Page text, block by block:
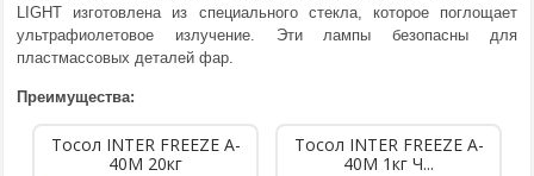
LIGHT изготовлена из специального стекла, которое поглощает
ультрафиолетовое излучение. Эти лампы безопасны для
пластмассовых деталей фар.
Преимущества:
Тосол INTER FREEZE A-
40M 20кг
Тосол INTER FREEZE A-
40M 1кг Ч...